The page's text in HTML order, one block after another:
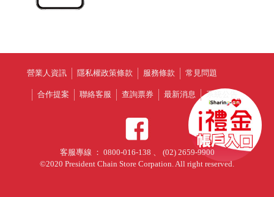
營業人資訊 隱私權政策條款 服務條款 常見問題
合作提案 聯絡客服 查詢票券 最新消息 系統公告
客服專線 ： 0800-016-138 、 (02) 2659-9900
©2020 President Chain Store Corpation. All right reserved.